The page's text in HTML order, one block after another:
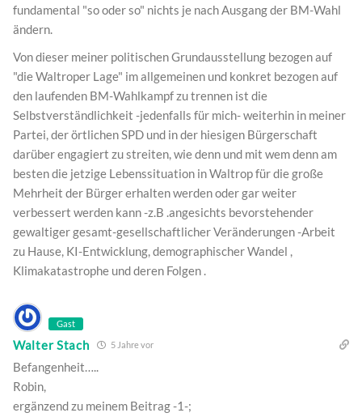
fundamental "so oder so" nichts je nach Ausgang der BM-Wahl
ändern.
Von dieser meiner politischen Grundausstellung bezogen auf
"die Waltroper Lage" im allgemeinen und konkret bezogen auf
den laufenden BM-Wahlkampf zu trennen ist die
Selbstverständlichkeit -jedenfalls für mich- weiterhin in meiner
Partei, der örtlichen SPD und in der hiesigen Bürgerschaft
darüber engagiert zu streiten, wie denn und mit wem denn am
besten die jetzige Lebenssituation in Waltrop für die große
Mehrheit der Bürger erhalten werden oder gar weiter
verbessert werden kann -z.B .angesichts bevorstehender
gewaltiger gesamt-gesellschaftlicher Veränderungen -Arbeit
zu Hause, KI-Entwicklung, demographischer Wandel ,
Klimakatastrophe und deren Folgen .
Gast
Walter Stach 5 Jahre vor
Befangenheit…..
Robin,
ergänzend zu meinem Beitrag -1-;